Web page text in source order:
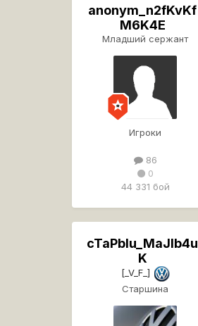
anonym_n2fKvKf
M6K4E
Младший сержант
Игроки
86
0
44 331 бой
cTaPbIu_MaJIb4u
K
[_V_F_]
Старшина